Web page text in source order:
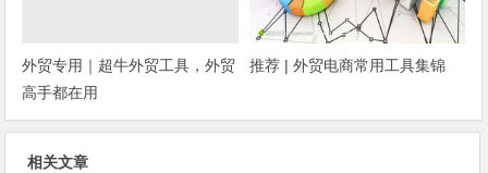
外贸专用｜超牛外贸工具，外贸
高手都在用
推荐 | 外贸电商常用工具集锦
相关文章